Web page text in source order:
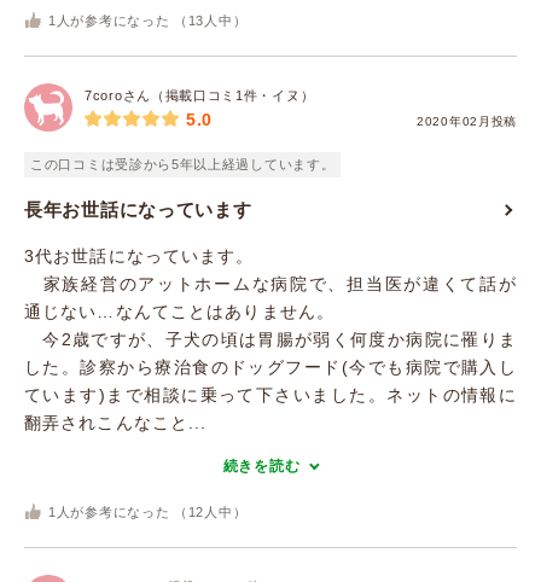
1 人が参考になった （ 13 人中）
7coroさん（掲載口コミ1件・イヌ）
2020年02月投稿
5.0
この口コミは受診から5年以上経過しています。
長年お世話になっています
3代お世話になっています。
家族経営のアットホームな病院で、担当医が違くて話が
通じない…なんてことはありません。
今2歳ですが、子犬の頃は胃腸が弱く何度か病院に罹りま
した。診察から療治食のドッグフード(今でも病院で購入し
ています)まで相談に乗って下さいました。ネットの情報に
翻弄されこんなこと...
続きを読む
1 人が参考になった （ 12 人中）